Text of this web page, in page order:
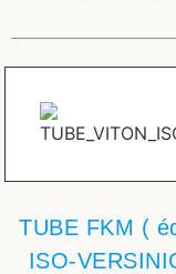
TUBE FKM (
ISO-